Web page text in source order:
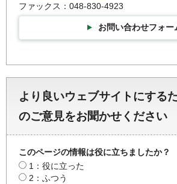
ファックス：048-830-4923
お問い合わせフォー
より良いウェブサイトにする
のご意見をお聞かせください
このページの情報は役に立ちましたか？
1：役に立った
2：ふつう